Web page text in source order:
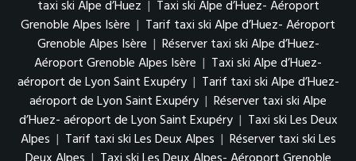
taxi ski Alpe d’Huez | Taxi ski Alpe d’Huez- Aéroport
Grenoble Alpes Isère | Tarif taxi ski Alpe d’Huez- Aéroport
Grenoble Alpes Isère | Réserver taxi ski Alpe d’Huez-
Aéroport Grenoble Alpes Isère | Taxi ski Alpe d’Huez-
aéroport de Lyon Saint Exupéry | Tarif taxi ski Alpe d’Huez-
aéroport de Lyon Saint Exupéry | Réserver taxi ski Alpe
d’Huez- aéroport de Lyon Saint Exupéry | Taxi ski Les Deux
Alpes | Tarif taxi ski Les Deux Alpes | Réserver taxi ski Les